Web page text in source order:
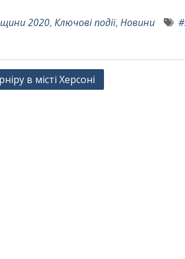
2020, Ключові події, Новини
в місті Херсоні